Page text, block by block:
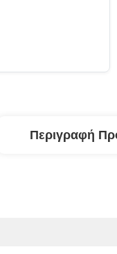
Περιγραφή